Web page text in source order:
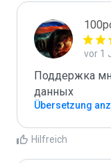
vor 1
Поддержка
данных
Übersetzung
Hilfreich